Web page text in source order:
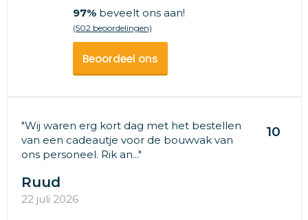
97%beveelt ons aan!
(502 beoordelingen)
Beoordeel ons
"Wij waren erg kort dag met het bestellen
van een cadeautje voor de bouwvak van
ons personeel. Rik an..."
10
Ruud
22 juli 2026